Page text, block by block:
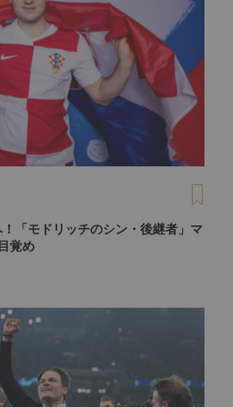
「モドリッチのシン・後継者」マ
覚め